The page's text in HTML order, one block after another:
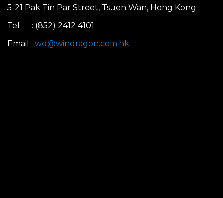
5-21 Pak Tin Par Street, Tsuen Wan, Hong Kong.
Tel : (852) 2412 4101
Email : wd@windragon.com.hk